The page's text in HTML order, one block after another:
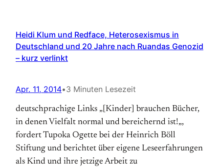
Heidi Klum und Redface, Heterosexismus in
Deutschland und 20 Jahre nach Ruandas Genozid
– kurz verlinkt
Apr. 11, 2014•3 Minuten Lesezeit
deutschprachige Links „[Kinder] brauchen Bücher,
in denen Vielfalt normal und bereichernd ist!„,
fordert Tupoka Ogette bei der Heinrich Böll
Stiftung und berichtet über eigene Leseerfahrungen
als Kind und ihre jetzige Arbeit zu